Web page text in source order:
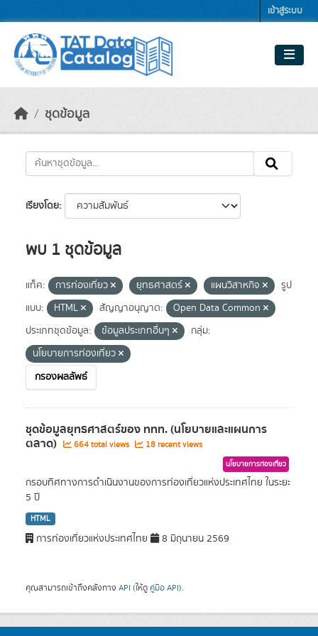
เข้าสู่ระบบ
ชุดข้อมูล
เรียงโดย
พบ 1 ชุดข้อมูล
แท็ค: การท่องเที่ยว ยุทธศาสตร์ แผนวิสาหกิจ
รูป
แบบ:
HTML สัญญาอนุญาต:
Open Data Common
ประเภทชุดข้อมูล:
ข้อมูลประเภทอื่นๆ
กลุ่ม:
นโยบายการท่องเที่ยว
กรองผลลัพธ์
ชุดข้อมูลยุทธศาสตร์ของ ททท. (นโยบายและแผนการ
ตลาด) 664 total views 18 recent views
นโยบายการท่องเที่ยว
กรอบทิศทางการดำเนินงานของการท่องเที่ยวแห่งประเทศไทย ในระยะ
5 ปี
HTML
การท่องเที่ยวแห่งประเทศไทย 8 มิถุนายน 2569
คุณสามารถเข้าถึงคลังทาง API (ให้ดู คู่มือ API).